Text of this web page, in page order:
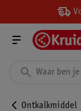
Ontkalkmiddel